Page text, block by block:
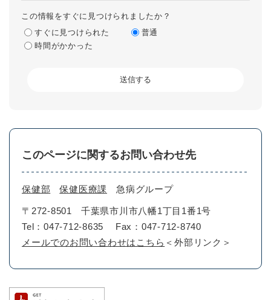
この情報をすぐに見つけられましたか？
すぐに見つけられた
普通
時間がかかった
このページに関するお問い合わせ先
保健部 保健医療課 急病グループ
〒272-8501
千葉県市川市八幡1丁目1番1号
Tel：047-712-8635
Fax：047-712-8740
メールでのお問い合わせはこちら ＜外部リンク＞